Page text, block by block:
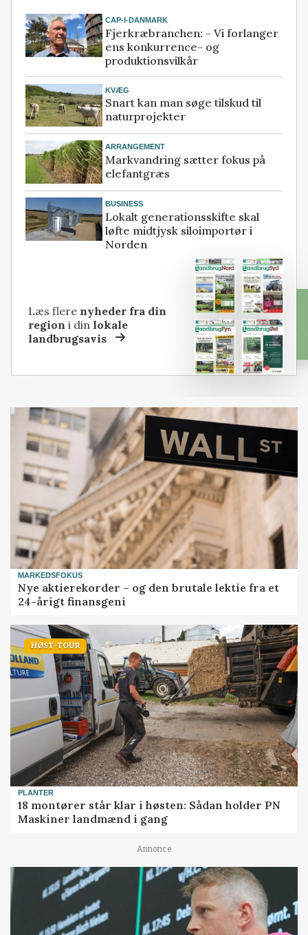
CAP-I-DANMARK
Fjerkræbranchen: - Vi forlanger
ens konkurrence- og
produktionsvilkår
KVÆG
Snart kan man søge tilskud til
naturprojekter
ARRANGEMENT
Markvandring sætter fokus på
elefantgræs
BUSINESS
Lokalt generationsskifte skal
løfte midtjysk siloimportør i
Norden
Læs flere nyheder fra din
region i dinlokale
landbrugsavis
MARKEDSFOKUS
Nye aktierekorder – og den brutale lektie fra et
24-årigt finansgeni
HØST-TOUR
PLANTER
18 montører står klar i høsten: Sådan holder PN
Maskiner landmænd i gang
Annonce